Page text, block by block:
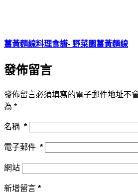
薑黃麵線料理食譜- 野菜園薑黃麵線
發佈留言
發佈留言必須填寫的電子郵件地址不
為 *
名稱 *
電子郵件 *
網站
新增留言 *